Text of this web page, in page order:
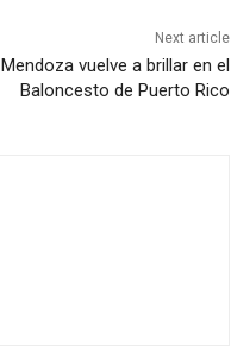
Next article
vuelve a brillar en el
Baloncesto de Puerto Rico